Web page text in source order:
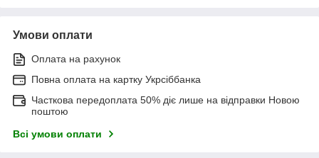
Умови оплати
Оплата на рахунок
Повна оплата на картку Укрсіббанка
Часткова передоплата 50% діє лише на відправки Новою
поштою
Всі умови оплати